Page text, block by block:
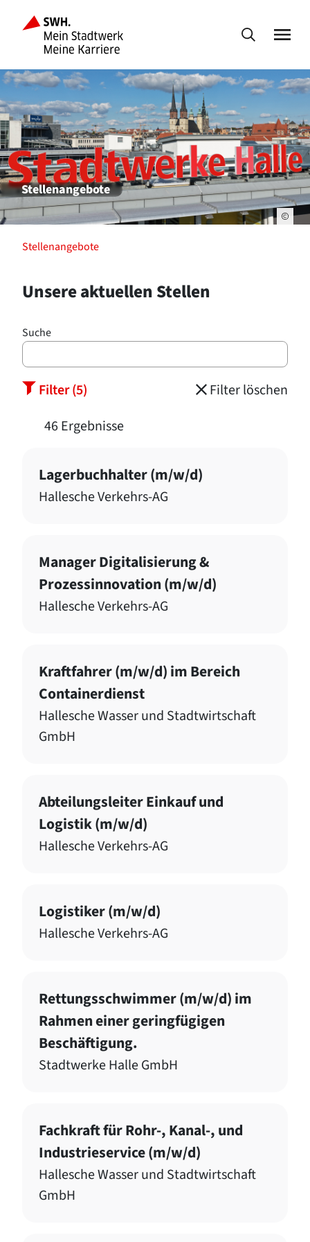
Stellenangebote
Stellenangebote
Unsere aktuellen Stellen
Suche
Filter (5)
Filter löschen
46 Ergebnisse
Lagerbuchhalter (m/w/d)
Hallesche Verkehrs-AG
Manager Digitalisierung &
Prozessinnovation (m/w/d)
Hallesche Verkehrs-AG
Kraftfahrer (m/w/d) im Bereich
Containerdienst
Hallesche Wasser und Stadtwirtschaft
GmbH
Abteilungsleiter Einkauf und
Logistik (m/w/d)
Hallesche Verkehrs-AG
Logistiker (m/w/d)
Hallesche Verkehrs-AG
Rettungsschwimmer (m/w/d) im
Rahmen einer geringfügigen
Beschäftigung.
Stadtwerke Halle GmbH
Fachkraft für Rohr-, Kanal-, und
Industrieservice (m/w/d)
Hallesche Wasser und Stadtwirtschaft
GmbH